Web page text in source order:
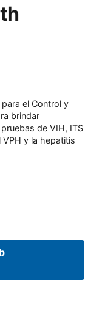
el Control y
brindar
de VIH, ITS
y la hepatitis